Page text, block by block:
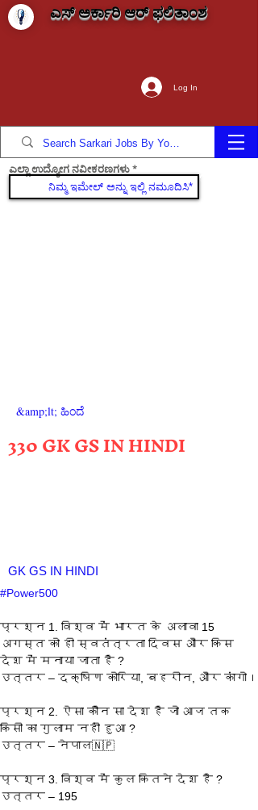
ಎಸ್ ಅರ್ಕಾರಿ ಆರ್ ಫಲಿತಾಂಶ
Log In
ಎಲ್ಲಾ ಉದ್ಯೋಗ ನವೀಕರಣಗಳು ಸೇರಿಕೊಳ್ಳಿ
&amp;lt; ಹಿಂದೆ
330 GK GS IN HINDI
GK GS IN HINDI
#Power500
प्रश्‍न 1. विश्व में भारत के अलावा 15
अगस्त को ही स्वतंत्रता दिवस और किस
देश में मनाया जाता है ?
उत्तर – दक्षिण कोरिया, बहरीन, और कांगो।
प्रश्‍न 2. ऐसा कौन सा देश है जो आज तक
किसी का गुलाम नहीं हुआ ?
उत्तर – नेपाल🇳🇵
प्रश्‍न 3. विश्व में कुल कितने देश है ?
उत्तर – 195